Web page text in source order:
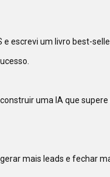
escrevi um livro best-
uma IA que
mais leads e fechar